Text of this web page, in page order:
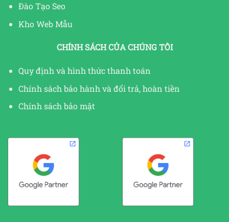
Đào Tạo Seo
Kho Web Mẫu
CHÍNH SÁCH CỦA CHÚNG TÔI
Quy định và hình thức thanh toán
Chính sách bảo hành và đổi trả, hoàn tiền
Chính sách bảo mật